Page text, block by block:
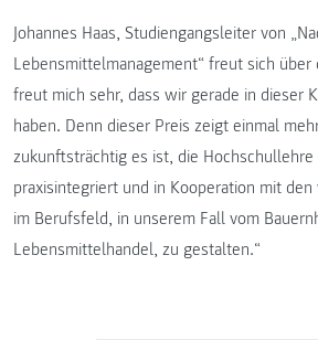
Johannes Haas, Studiengangsleiter von
Lebensmittelmanagement“ freut sich über
freut mich sehr, dass wir gerade in dieser
haben. Denn dieser Preis zeigt einmal
zukunftsträchtig es ist, die
praxisintegriert und in Kooperation mit
im Berufsfeld, in unserem Fall vom
Lebensmittelhandel, zu gestalten.“